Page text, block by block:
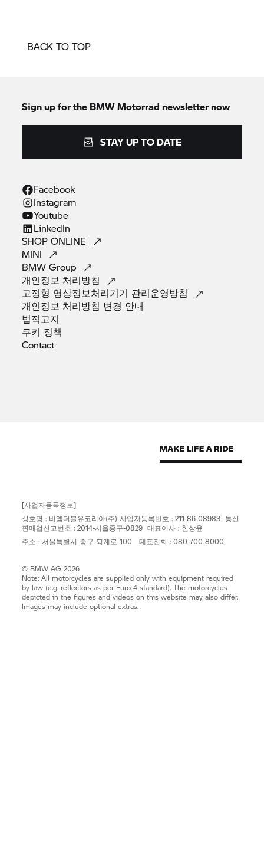
BACK TO TOP
Sign up for the BMW Motorrad newsletter now
STAY UP TO DATE
Facebook
Instagram
Youtube
LinkedIn
SHOPONLINE
MINI
BMWGroup
개인정보 처리방침
고정형 영상정보처리기기 관리운영방침
개인정보 처리방침 변경 안내
법적고지
쿠키 정책
Contact
[사업자등록정보]
상호명 : 비엠더블유코리아(주) 사업자등록번호 : 211-86-08983 통신
판매업신고번호 : 2014-서울중구-0829 대표이사 : 한상윤
주소 : 서울특별시 중구 퇴계로 100 대표전화 : 080-700-8000
© BMW AG 2026
Note: All motorcycles are supplied only with equipment required
by law (e.g. reflectors as per Euro 4 standard). The motorcycles
depicted in the figures and videos on this website may also differ.
Images may include optional extras.